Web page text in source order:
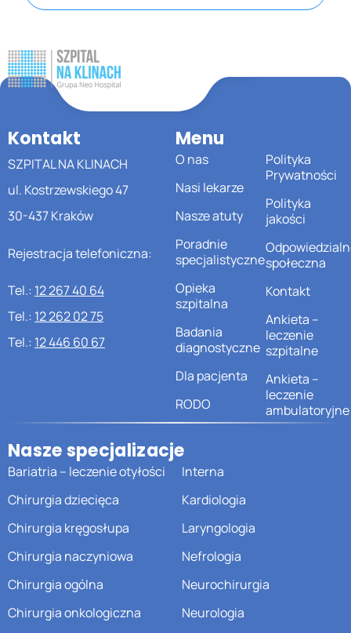
Kontakt
SZPITAL NA KLINACH
ul. Kostrzewskiego 47
30-437 Kraków
Rejestracja telefoniczna:
Tel.: 12 267 40 64
Tel.: 12 262 02 75
Tel.: 12 446 60 67
Menu
O nas
Nasi lekarze
Nasze atuty
Poradnie
specjalistyczne
Opieka
szpitalna
Badania
diagnostyczne
Dla pacjenta
RODO
Polityka
Prywatności
Polityka
jakości
społeczna
Kontakt
Ankieta –
leczenie
szpitalne
Ankieta –
leczenie
ambulatoryjne
Nasze specjalizacje
Bariatria – leczenie otyłości
Chirurgia dziecięca
Chirurgia kręgosłupa
Chirurgia naczyniowa
Chirurgia ogólna
Chirurgia onkologiczna
Interna
Kardiologia
Laryngologia
Nefrologia
Neurochirurgia
Neurologia